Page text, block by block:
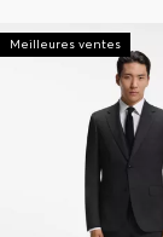
Meilleures ventes